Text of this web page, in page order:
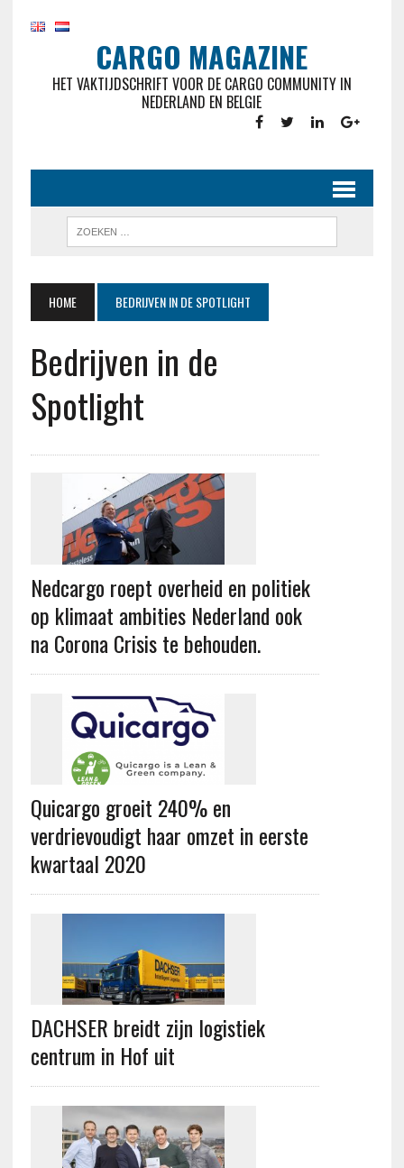
CARGO MAGAZINE
HET VAKTIJDSCHRIFT VOOR DE CARGO COMMUNITY IN
NEDERLAND EN BELGIE
HOME BEDRIJVEN IN DE SPOTLIGHT
Bedrijven in de
Spotlight
Nedcargo roept overheid en politiek
op klimaat ambities Nederland ook
na Corona Crisis te behouden.
Quicargo groeit 240% en
verdrievoudigt haar omzet in eerste
kwartaal 2020
DACHSER breidt zijn logistiek
centrum in Hof uit